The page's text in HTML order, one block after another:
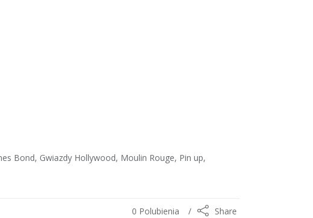
Bond, Gwiazdy Hollywood, Moulin Rouge, Pin up,
Share
0 Polubienia